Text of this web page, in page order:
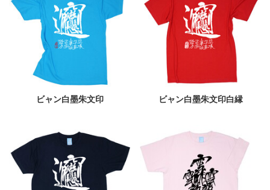
ビャン白墨朱文印 ビャン白墨朱文印白縁